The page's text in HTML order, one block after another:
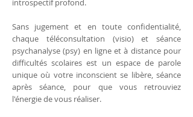
introspectif profond.
Sans jugement et en toute confidentialité,
chaque téléconsultation (visio) et séance
psychanalyse (psy) en ligne et à distance pour
difficultés scolaires est un espace de parole
unique où votre inconscient se libère, séance
après séance, pour que vous retrouviez
l'énergie de vous réaliser.